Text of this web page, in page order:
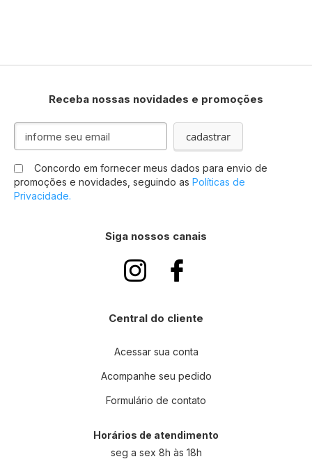
Receba nossas novidades e promoções
Inscreva-
nossa
Newsletter:
cadastrar
Concordo em fornecer meus dados para envio de
promoções e novidades, seguindo as Políticas de
Privacidade.
Siga nossos canais
Central do cliente
Acessar sua conta
Acompanhe seu pedido
Formulário de contato
Horários de atendimento
seg a sex 8h às 18h